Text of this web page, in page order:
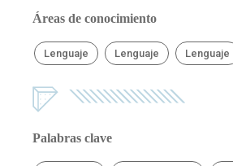
Áreas de conocimiento
Lenguaje Lenguaje Lenguaje
Palabras clave